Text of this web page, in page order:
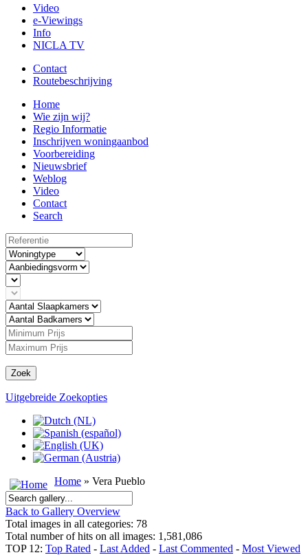
Video
e-Viewings
Info
NICLA TV
Contact
Routebeschrijving
Home
Wie zijn wij?
Regio Informatie
Inschrijven woningaanbod
Voorbereiding
Nieuwsbrief
Weblog
Video
Contact
Search
Zoek
Uitgebreide Zoekopties
Home » Vera Pueblo
Back to Gallery Overview
Total images in all categories: 78
Total number of hits on all images: 1,581,086
TOP 12: Top Rated - Last Added - Last Commented - Most Viewed